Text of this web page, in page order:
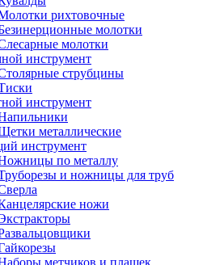
рихтовочные
молотки
молотки
инструмент
струбцины
инструмент
металлические
инструмент
по металлу
и ножницы для труб
ножи
метчиков и плашек